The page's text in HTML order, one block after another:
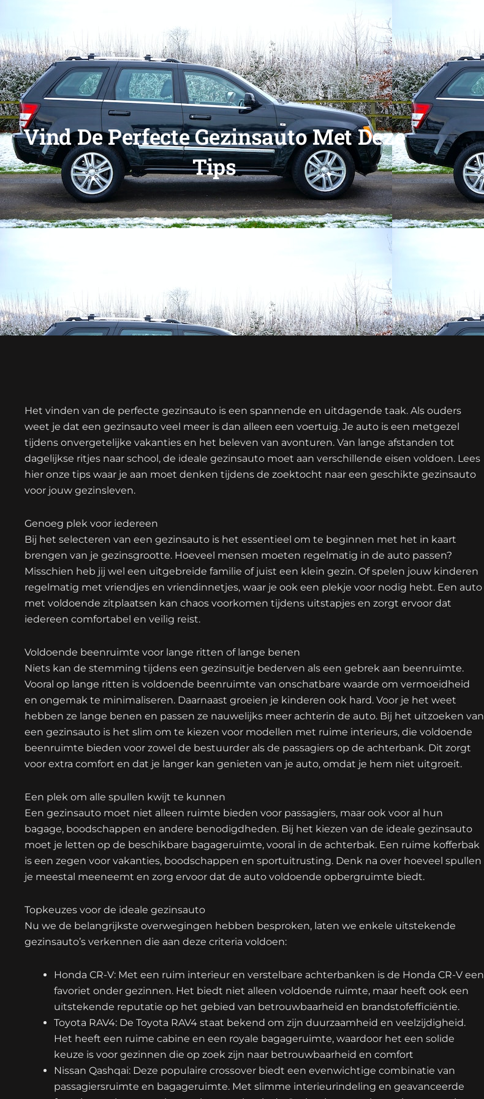
Vind De Perfecte Gezinsauto Met Deze
Tips
Het vinden van de perfecte gezinsauto is een spannende en uitdagende taak. Als ouders
weet je dat een gezinsauto veel meer is dan alleen een voertuig. Je auto is een metgezel
tijdens onvergetelijke vakanties en het beleven van avonturen. Van lange afstanden tot
dagelijkse ritjes naar school, de ideale gezinsauto moet aan verschillende eisen voldoen. Lees
hier onze tips waar je aan moet denken tijdens de zoektocht naar een geschikte gezinsauto
voor jouw gezinsleven.
Genoeg plek voor iedereen
Bij het selecteren van een gezinsauto is het essentieel om te beginnen met het in kaart
brengen van je gezinsgrootte. Hoeveel mensen moeten regelmatig in de auto passen?
Misschien heb jij wel een uitgebreide familie of juist een klein gezin. Of spelen jouw kinderen
regelmatig met vriendjes en vriendinnetjes, waar je ook een plekje voor nodig hebt. Een auto
met voldoende zitplaatsen kan chaos voorkomen tijdens uitstapjes en zorgt ervoor dat
iedereen comfortabel en veilig reist.
Voldoende beenruimte voor lange ritten of lange benen
Niets kan de stemming tijdens een gezinsuitje bederven als een gebrek aan beenruimte.
Vooral op lange ritten is voldoende beenruimte van onschatbare waarde om vermoeidheid
en ongemak te minimaliseren. Daarnaast groeien je kinderen ook hard. Voor je het weet
hebben ze lange benen en passen ze nauwelijks meer achterin de auto. Bij het uitzoeken van
een gezinsauto is het slim om te kiezen voor modellen met ruime interieurs, die voldoende
beenruimte bieden voor zowel de bestuurder als de passagiers op de achterbank. Dit zorgt
voor extra comfort en dat je langer kan genieten van je auto, omdat je hem niet uitgroeit.
Een plek om alle spullen kwijt te kunnen
Een gezinsauto moet niet alleen ruimte bieden voor passagiers, maar ook voor al hun
bagage, boodschappen en andere benodigdheden. Bij het kiezen van de ideale gezinsauto
moet je letten op de beschikbare bagageruimte, vooral in de achterbak. Een ruime kofferbak
is een zegen voor vakanties, boodschappen en sportuitrusting. Denk na over hoeveel spullen
je meestal meeneemt en zorg ervoor dat de auto voldoende opbergruimte biedt.
Topkeuzes voor de ideale gezinsauto
Nu we de belangrijkste overwegingen hebben besproken, laten we enkele uitstekende
gezinsauto’s verkennen die aan deze criteria voldoen:
Honda CR-V: Met een ruim interieur en verstelbare achterbanken is de Honda CR-V een
favoriet onder gezinnen. Het biedt niet alleen voldoende ruimte, maar heeft ook een
uitstekende reputatie op het gebied van betrouwbaarheid en brandstofefficiëntie.
Toyota RAV4: De Toyota RAV4 staat bekend om zijn duurzaamheid en veelzijdigheid.
Het heeft een ruime cabine en een royale bagageruimte, waardoor het een solide
keuze is voor gezinnen die op zoek zijn naar betrouwbaarheid en comfort
Nissan Qashqai: Deze populaire crossover biedt een evenwichtige combinatie van
passagiersruimte en bagageruimte. Met slimme interieurindeling en geavanceerde